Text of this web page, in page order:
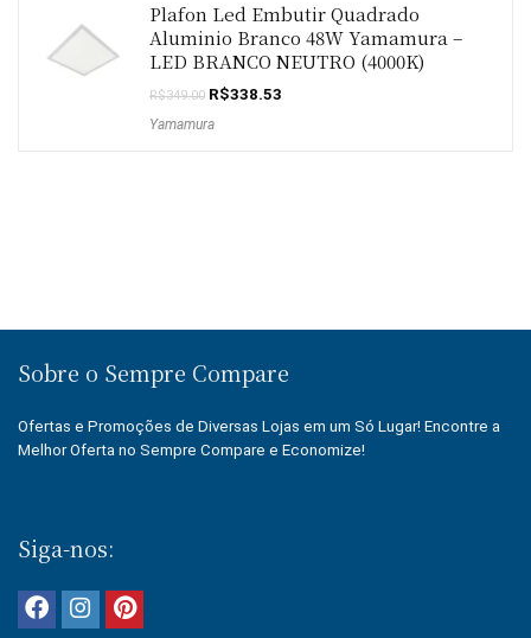
Plafon Led Embutir Quadrado
Aluminio Branco 48W Yamamura –
LED BRANCO NEUTRO (4000K)
R$349.00 O
original
R$338.53
Yamamura
Sobre o Sempre Compare
Ofertas e Promoções de Diversas Lojas em um Só Lugar! Encontre a
Melhor Oferta no Sempre Compare e Economize!
Siga-nos: